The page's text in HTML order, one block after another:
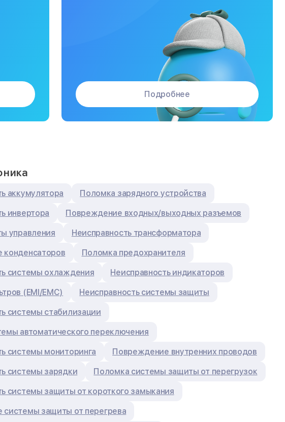
Подробнее
аккумулятора Поломка зарядного устройства
инвертора Повреждение входных/выходных разъемов
управления Неисправность трансформатора
Поломка предохранителя
системы охлаждения Неисправность индикаторов
(EMI/EMC) Неисправность системы защиты
системы стабилизации
автоматического переключения
системы мониторинга Повреждение внутренних проводов
системы зарядки Поломка системы защиты от перегрузок
системы защиты от короткого замыкания
защиты от перегрева